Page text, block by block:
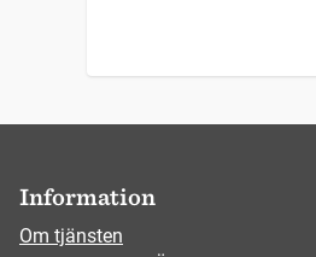
Information
Om tjänsten